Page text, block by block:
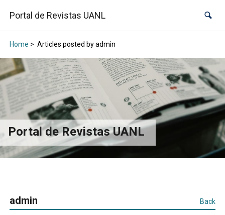
Portal de Revistas UANL
Home > Articles posted by admin
Portal de Revistas UANL
admin Back